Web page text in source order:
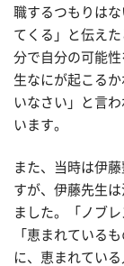
職するつもりは
てくる」と伝え
分で自分の可能
生なにが起こる
いなさい」と言
います。
また、当時は伊
すが、伊藤先生
ました。「ノブ
「恵まれている
に、恵まれてい